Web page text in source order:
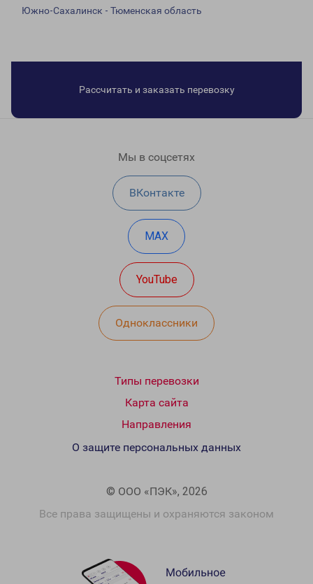
Южно-Сахалинск - Тюменская область
Рассчитать и заказать перевозку
Мы в соцсетях
ВКонтакте
MAX
YouTube
Одноклассники
Типы перевозки
Карта сайта
Направления
© ООО «ПЭК», 2026
Все права защищены и охраняются законом
О защите персональных данных